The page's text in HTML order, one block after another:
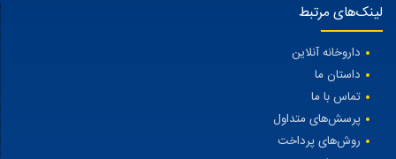
لینک‌های مرتبط
داروخانه آنلاین
داستان ما
تماس با ما
پرسش‌های متداول
روش‌های پرداخت